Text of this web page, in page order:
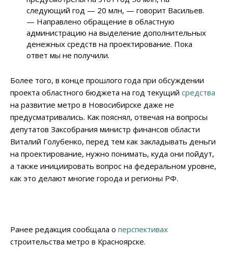
следующий год — 20 млн, — говорит Васильев.
— Направлено обращение в областную
администрацию на выделение дополнительных
денежных средств на проектирование. Пока
ответ мы не получили.
Более того, в конце прошлого года при обсуждении
проекта областного бюджета на год текущий средства
на развитие метро в Новосибирске даже не
предусматривались. Как пояснял, отвечая на вопросы
депутатов Заксобрания министр финансов области
Виталий Голубенко, перед тем как закладывать деньги
на проектирование, нужно понимать, куда они пойдут,
а также инициировать вопрос на федеральном уровне,
как это делают многие города и регионы РФ.
Ранее редакция сообщала о перспективах
строительства метро в Красноярске.